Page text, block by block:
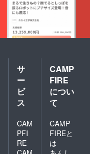
サ
ー
ビ
ス
CAM
PFI
RE
CAMP
FIRE
につい
て
CAMP
FIREと
は